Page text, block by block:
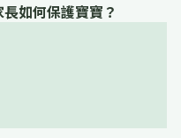
如何保護寶寶？